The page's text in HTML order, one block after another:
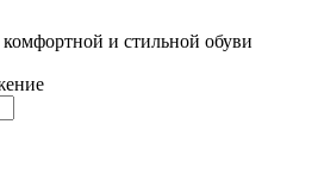
и стильной обуви